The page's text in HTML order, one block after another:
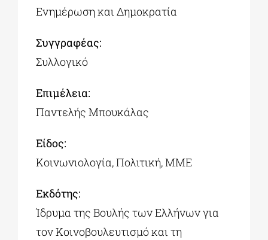
ΕΚΔΗΛΩΣΕΙΣΕνημέρωση και Δημοκρατία
Συγγραφέας:
Συλλογικό
Επιμέλεια:
Παντελής Μπουκάλας
Είδος:
Κοινωνιολογία, Πολιτική, ΜΜΕ
Εκδότης:
Ίδρυμα της Βουλής των Ελλήνων για
τον Κοινοβουλευτισμό και τη